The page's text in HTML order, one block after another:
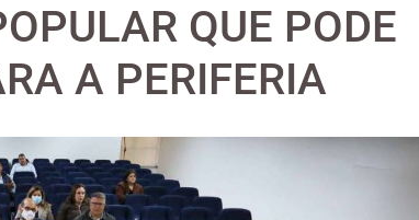
QUE PODE
A PERIFERIA